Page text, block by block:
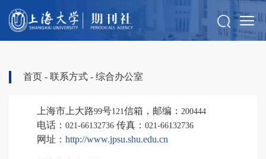
首页 - 联系方式 - 综合办公室
上海市上大路99号121信箱，邮编： 200444
电话： 021-66132736 传真： 021-66132736
网址： http://www.jpsu.shu.edu.cn